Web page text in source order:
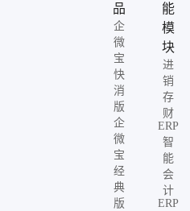
品
企
微
宝
快
消
版
企
微
宝
经
典
版
能
模
块
进
销
存
财
ERP
智
能
会
计
ERP